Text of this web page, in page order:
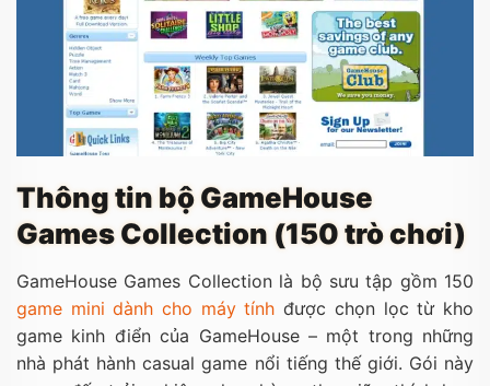
Thông tin bộ GameHouse
Games Collection (150 trò chơi)
GameHouse Games Collection là bộ sưu tập gồm 150
game mini dành cho máy tính được chọn lọc từ kho
game kinh điển của GameHouse – một trong những
nhà phát hành casual game nổi tiếng thế giới. Gói này